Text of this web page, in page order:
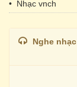
• Nhạc vnch
Nghe nhạc